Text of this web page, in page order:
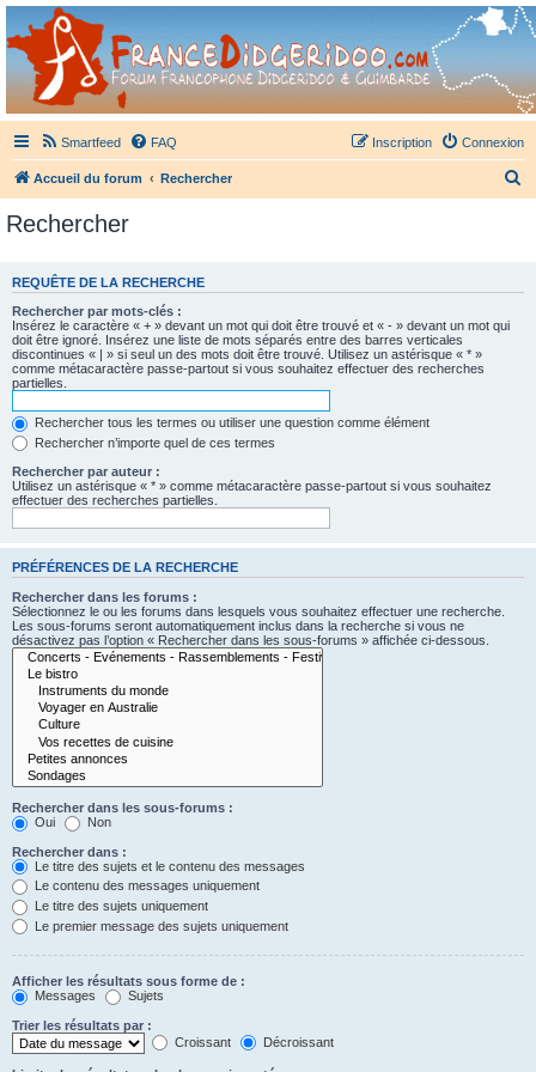
France Didgeridoo
Didgeridoo et Guimbarde sur France Didgeridoo - retrouvez la communauté.
Smartfeed FAQ Connexion
Inscription
Accueil du forum Rechercher
e
Rechercher
REQUÊTE DE LA RECHERCHE
Rechercher par mots-clés :
Insérez le caractère « + » devant un mot qui doit être trouvé et « - » devant un mot qui
doit être ignoré. Insérez une liste de mots séparés entre des barres verticales
discontinues « | » si seul un des mots doit être trouvé. Utilisez un astérisque « * »
comme métacaractère passe-partout si vous souhaitez effectuer des recherches
partielles.
Rechercher tous les termes ou utiliser une question comme élément
Rechercher n’importe quel de ces termes
Rechercher par auteur :
Utilisez un astérisque « * » comme métacaractère passe-partout si vous souhaitez
effectuer des recherches partielles.
PRÉFÉRENCES DE LA RECHERCHE
Rechercher dans les forums :
Sélectionnez le ou les forums dans lesquels vous souhaitez effectuer une recherche.
Les sous-forums seront automatiquement inclus dans la recherche si vous ne
désactivez pas l’option « Rechercher dans les sous-forums » affichée ci-dessous.
Rechercher dans les sous-forums :
Oui
Non
Rechercher dans :
Le titre des sujets et le contenu des messages
Le contenu des messages uniquement
Le titre des sujets uniquement
Le premier message des sujets uniquement
Afficher les résultats sous forme de :
Messages
Sujets
Trier les résultats par :
Croissant
Décroissant